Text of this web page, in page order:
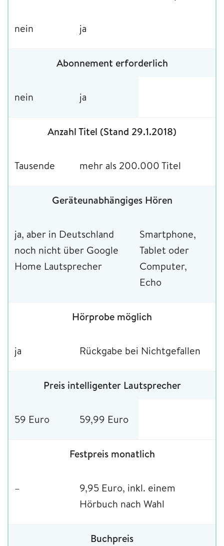
nein ja
Abonnement erforderlich
nein ja
Anzahl Titel (Stand 29.1.2018)
Tausende mehr als 200.000 Titel
Geräteunabhängiges Hören
ja, aber in Deutschland
noch nicht über Google
Home Lautsprecher
Smartphone,
Tablet oder
Computer,
Echo
Hörprobe möglich
ja Rückgabe bei Nichtgefallen
Preis intelligenter Lautsprecher
59 Euro 59,99 Euro
Festpreis monatlich
–
9,95 Euro, inkl. einem
Hörbuch nach Wahl
Buchpreis